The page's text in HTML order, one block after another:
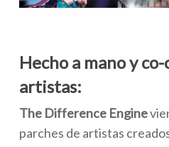
Hecho a mano y
artistas:
The Difference Engine
parches de artistas